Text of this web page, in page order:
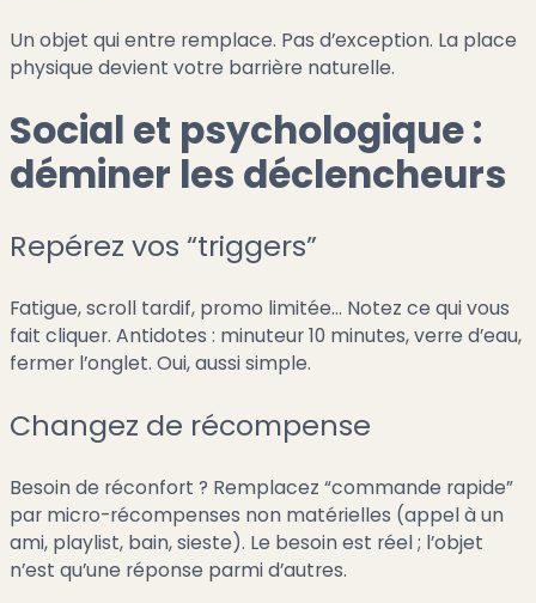
Un objet qui entre remplace. Pas d’exception. La place
physique devient votre barrière naturelle.
Social et psychologique :
déminer les déclencheurs
Repérez vos “triggers”
Fatigue, scroll tardif, promo limitée… Notez ce qui vous
fait cliquer. Antidotes : minuteur 10 minutes, verre d’eau,
fermer l’onglet. Oui, aussi simple.
Changez de récompense
Besoin de réconfort ? Remplacez “commande rapide”
par micro-récompenses non matérielles (appel à un
ami, playlist, bain, sieste). Le besoin est réel ; l’objet
n’est qu’une réponse parmi d’autres.